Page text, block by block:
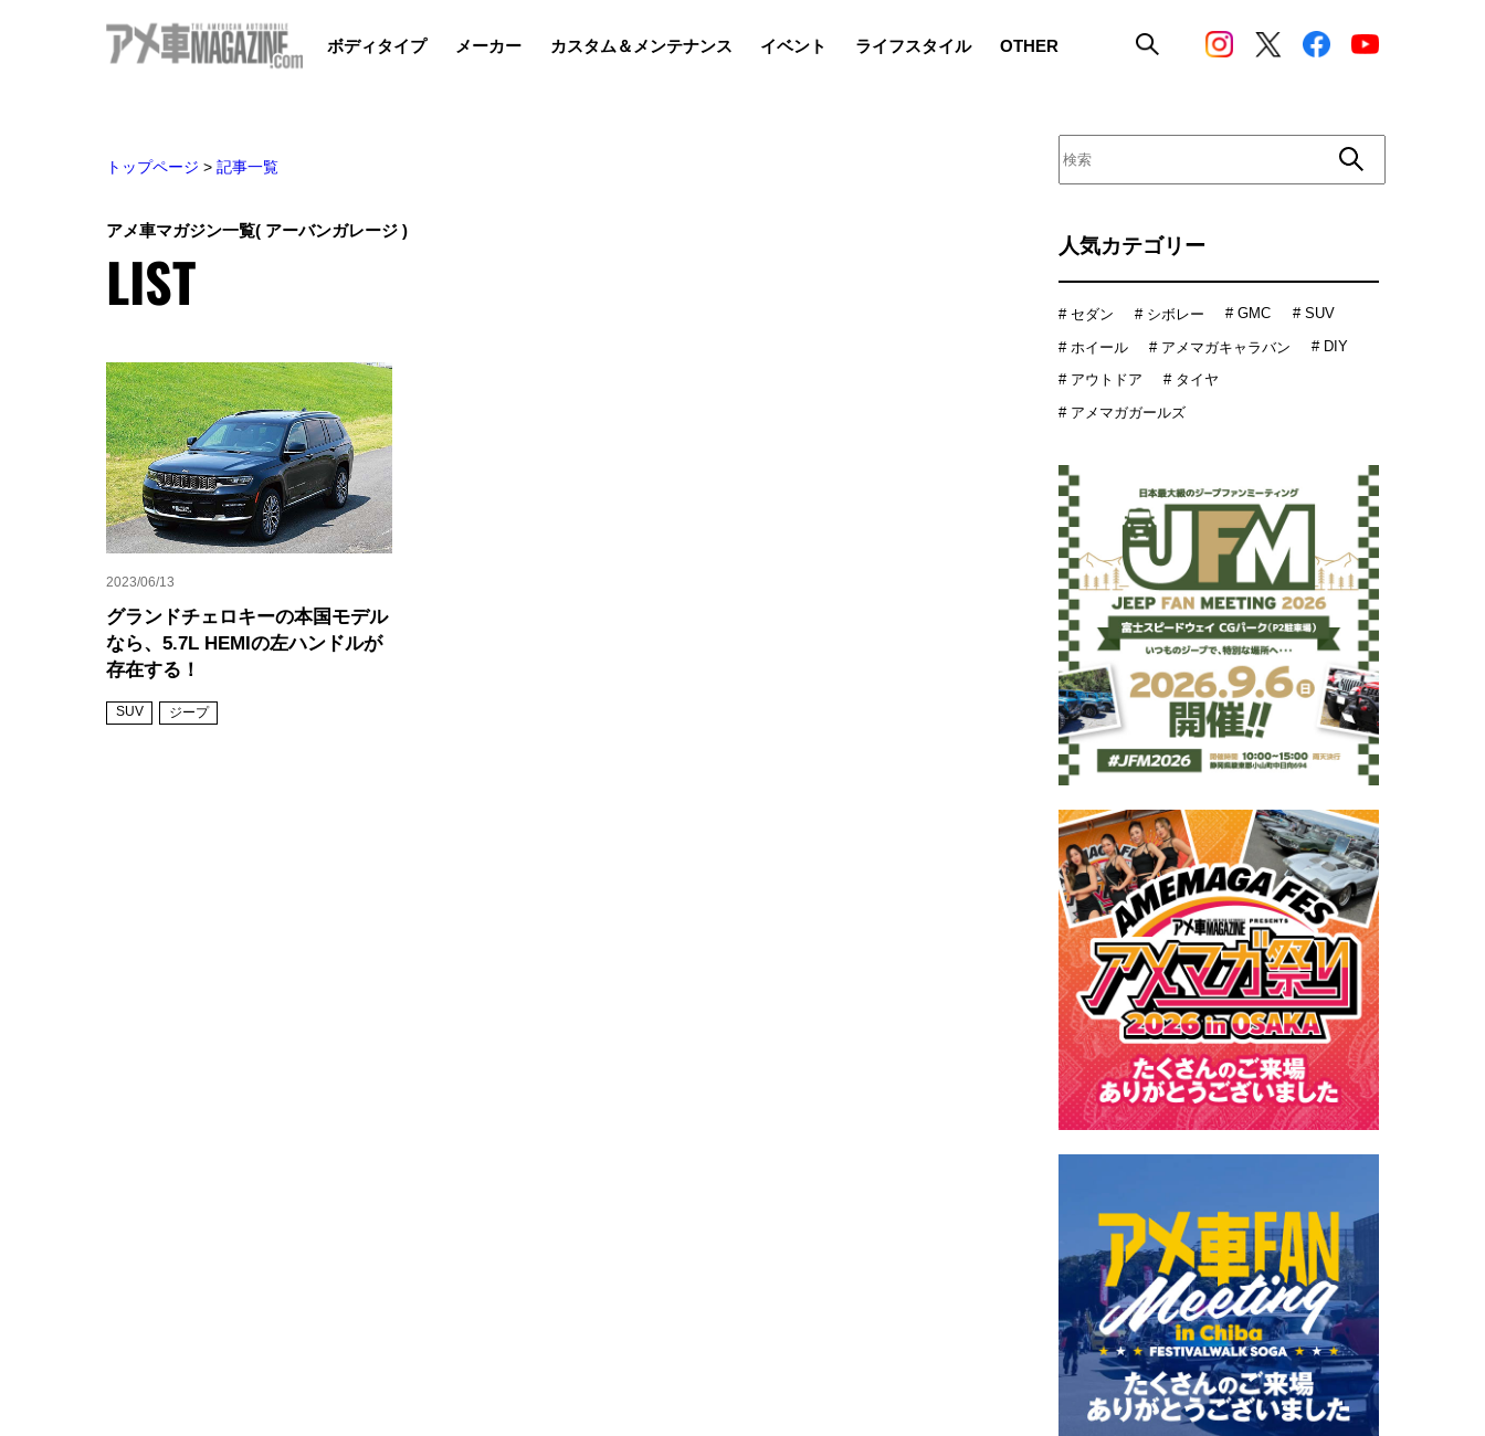
ボディタイプ メーカー カスタム＆メンテナンス イベント ライフスタイル OTHER
トップページ > 記事一覧
アメ車マガジン一覧( アーバンガレージ )
LIST
2023/06/13
グランドチェロキーの本国モデル
なら、5.7L HEMIの左ハンドルが
存在する！
SUV ジープ
人気カテゴリー
# セダン # シボレー # GMC # SUV
# ホイール # アメマガキャラバン # DIY
# アウトドア
# タイヤ
# アメマガガールズ